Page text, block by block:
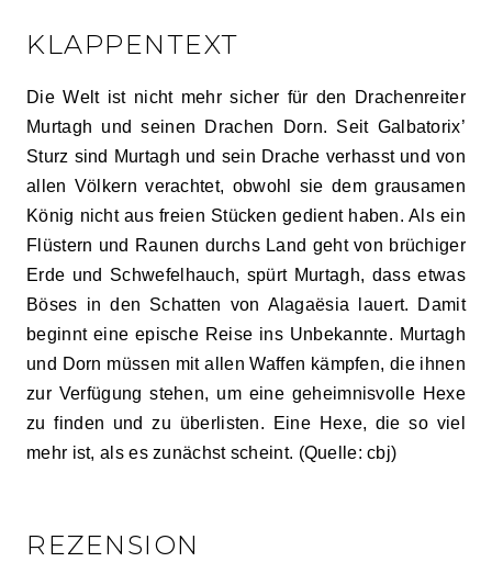
KLAPPENTEXT
Die Welt ist nicht mehr sicher für den Drachenreiter
Murtagh und seinen Drachen Dorn. Seit Galbatorix’
Sturz sind Murtagh und sein Drache verhasst und von
allen Völkern verachtet, obwohl sie dem grausamen
König nicht aus freien Stücken gedient haben. Als ein
Flüstern und Raunen durchs Land geht von brüchiger
Erde und Schwefelhauch, spürt Murtagh, dass etwas
Böses in den Schatten von Alagaësia lauert. Damit
beginnt eine epische Reise ins Unbekannte. Murtagh
und Dorn müssen mit allen Waffen kämpfen, die ihnen
zur Verfügung stehen, um eine geheimnisvolle Hexe
zu finden und zu überlisten. Eine Hexe, die so viel
mehr ist, als es zunächst scheint. (Quelle: cbj)
REZENSION